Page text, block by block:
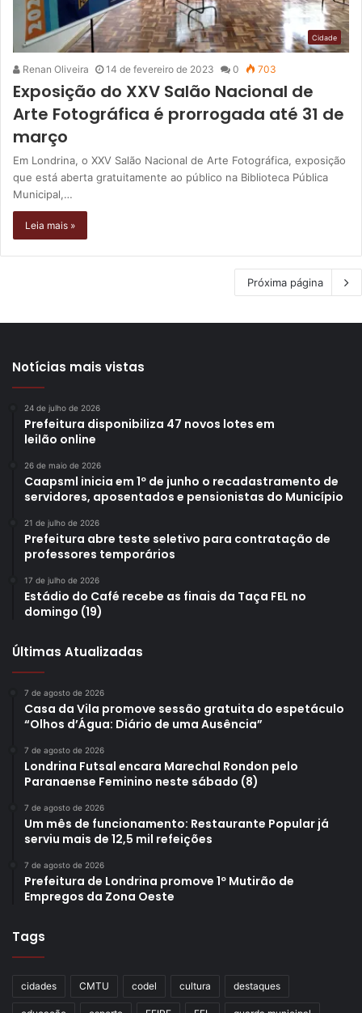
Cidade
Renan Oliveira 14 de fevereiro de 2023 0 703
Exposição do XXV Salão Nacional de
Arte Fotográfica é prorrogada até 31 de
março
Em Londrina, o XXV Salão Nacional de Arte Fotográfica, exposição
que está aberta gratuitamente ao público na Biblioteca Pública
Municipal,…
Leia mais »
Próxima página
Notícias mais vistas
24 de julho de 2026
Prefeitura disponibiliza 47 novos lotes em
leilão online
26 de maio de 2026
Caapsml inicia em 1º de junho o recadastramento de
servidores, aposentados e pensionistas do Município
21 de julho de 2026
Prefeitura abre teste seletivo para contratação de
professores temporários
17 de julho de 2026
Estádio do Café recebe as finais da Taça FEL no
domingo (19)
Últimas Atualizadas
7 de agosto de 2026
Casa da Vila promove sessão gratuita do espetáculo
“Olhos d’Água: Diário de uma Ausência”
7 de agosto de 2026
Londrina Futsal encara Marechal Rondon pelo
Paranaense Feminino neste sábado (8)
7 de agosto de 2026
Um mês de funcionamento: Restaurante Popular já
serviu mais de 12,5 mil refeições
7 de agosto de 2026
Prefeitura de Londrina promove 1º Mutirão de
Empregos da Zona Oeste
Tags
cidades CMTU codel cultura destaques